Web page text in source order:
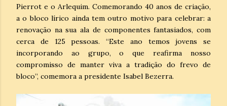
Pierrot e o Arlequim. Comemorando 40 anos de criação,
a o bloco lírico ainda tem outro motivo para celebrar: a
renovação na sua ala de componentes fantasiados, com
cerca de 125 pessoas. “Este ano temos jovens se
incorporando ao grupo, o que reafirma nosso
compromisso de manter viva a tradição do frevo de
bloco”, comemora a presidente Isabel Bezerra.